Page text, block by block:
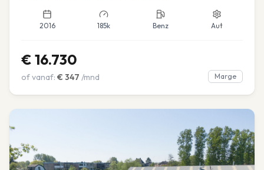
2016 185k Benz Aut
€ 16.730
of vanaf: € 347 /mnd Marge